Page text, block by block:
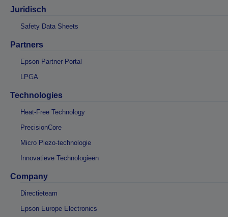
Juridisch
Safety Data Sheets
Partners
Epson Partner Portal
LPGA
Technologies
Heat-Free Technology
PrecisionCore
Micro Piezo-technologie
Innovatieve Technologieën
Company
Directieteam
Epson Europe Electronics